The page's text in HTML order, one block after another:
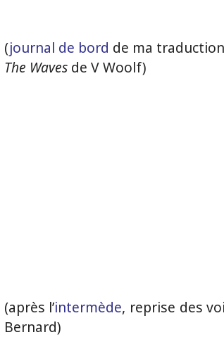
(journal de bord de ma
The Wavesde V Woolf)
(après l’intermède, reprise des
Bernard)